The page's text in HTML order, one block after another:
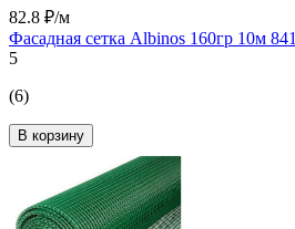
82.8 ₽/м
Фасадная сетка Albinos 160гр 10м 841
5
(6)
В корзину